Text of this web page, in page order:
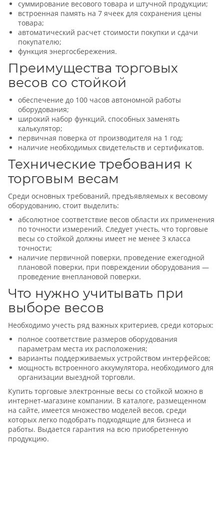
суммирование весового товара и штучной продукции;
встроенная память на 7 ячеек для сохранения цены
товара;
автоматический расчет стоимости покупки и сдачи
покупателю;
функция энергосбережения.
Преимущества торговых
весов со стойкой
обеспечение до 100 часов автономной работы
оборудования;
широкий набор функций, способных заменять
калькулятор;
первичная поверка от производителя на 1 год;
наличие необходимых свидетельств и сертификатов.
Технические требования к
торговым весам
Среди основных требований, предъявляемых к весовому
оборудованию, стоит выделить:
абсолютное соответствие весов области их применения
по точности измерений. Следует учесть, что торговые
весы со стойкой должны имеет не менее 3 класса
точности;
наличие первичной поверки, проведение ежегодной
плановой поверки, при повреждении оборудования —
проведение внеплановой поверки.
Что нужно учитывать при
выборе весов
Необходимо учесть ряд важных критериев, среди которых:
полное соответствие размеров оборудования
параметрам места их расположения;
варианты поддерживаемых устройством интерфейсов;
мощность встроенного аккумулятора, необходимого для
организации выездной торговли.
Купить торговые электронные весы со стойкой можно в
интернет-магазине компании. В каталоге, размещенном
на сайте, имеется множество моделей весов, среди
которых легко подобрать подходящие для бизнеса и
работы. Выдается гарантия на всю приобретенную
продукцию.